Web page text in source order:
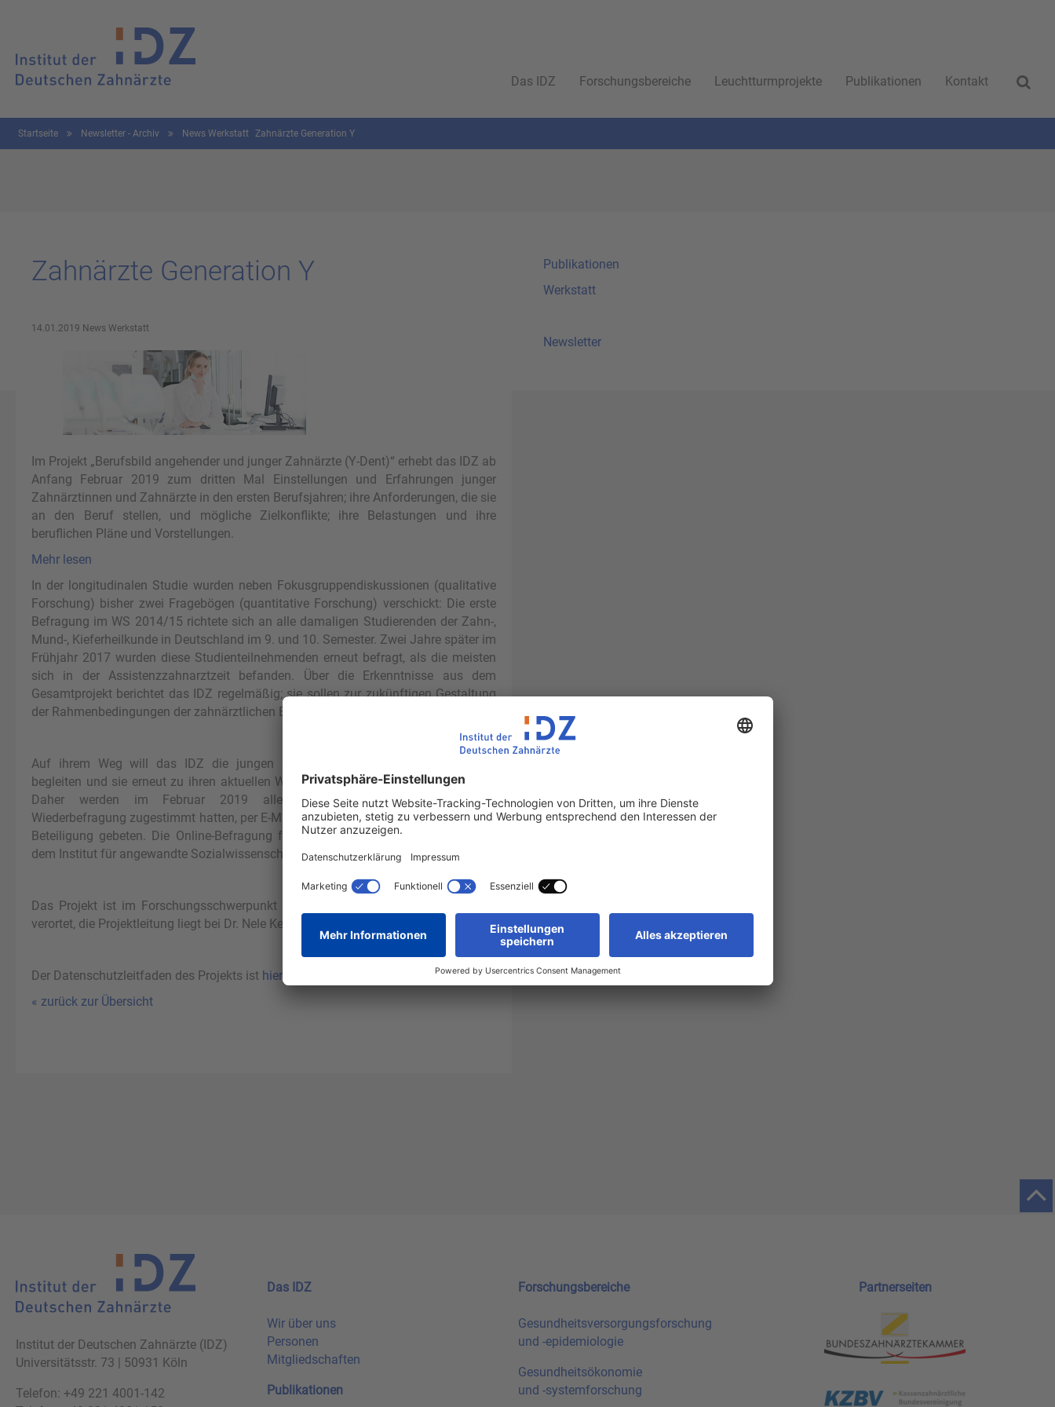
Das IDZ Forschungsbereiche Leuchtturmprojekte Publikationen Kontakt
Startseite Newsletter - Archiv News Werkstatt Zahnärzte Generation Y
Zahn­ärz­te Ge­ne­ra­ti­on Y
14.01.2019 News Werkstatt
Im Projekt „Berufsbild angehender und junger Zahnärzte (Y-Dent)“ erhebt das IDZ ab
Anfang Februar 2019 zum dritten Mal Einstellungen und Erfahrungen junger
Zahnärztinnen und Zahnärzte in den ersten Berufsjahren; ihre Anforderungen, die sie
an den Beruf stellen, und mögliche Zielkonflikte; ihre Belastungen und ihre
beruflichen Pläne und Vorstellungen.
Mehr lesen
In der longitudinalen Studie wurden neben Fokusgruppendiskussionen (qualitative
Forschung) bisher zwei Fragebögen (quantitative Forschung) verschickt: Die erste
Befragung im WS 2014/15 richtete sich an alle damaligen Studierenden der Zahn-,
Mund-, Kieferheilkunde in Deutschland im 9. und 10. Semester. Zwei Jahre später im
Frühjahr 2017 wurden diese Studienteilnehmenden erneut befragt, als die meisten
sich in der Assistenzzahnarztzeit befanden. Über die Erkenntnisse aus dem
Gesamtprojekt berichtet das IDZ regelmäßig; sie sollen zur zukünftigen Gestaltung
der Rahmenbedingungen der zahnärztlichen Berufsausübung beitragen.
Auf ihrem Weg will das IDZ die jungen Zahnärztinnen und Zahnärzte weiter
begleiten und sie erneut zu ihren aktuellen Wünschen und Vorstellungen befragen.
Daher werden im Februar 2019 alle Studienteilnehmenden, die einer
Wiederbefragung zugestimmt hatten, per E-Mail angeschrieben und um eine erneute
Beteiligung gebeten. Die Online-Befragung führt das IDZ in Zusammenarbeit mit
dem Institut für angewandte Sozialwissenschaft (infas) durch.
Das Projekt ist im Forschungsschwerpunkt „Zahnärztliche Professionsforschung“
verortet, die Projektleitung liegt bei Dr. Nele Kettler.
Der Datenschutzleitfaden des Projekts ist hier
« zurück zur Übersicht
Publikationen
Werkstatt
Newsletter
Institut der Deutschen Zahnärzte (IDZ)
Universitätsstr. 73 | 50931 Köln
Telefon: +49 221 4001-142
Das IDZ
Wir über uns
Personen
Mitgliedschaften
Publikationen
Forschungsbereiche
Gesundheitsversorgungsforschung
und -epidemiologie
Gesundheitsökonomie
und -systemforschung
Partnerseiten